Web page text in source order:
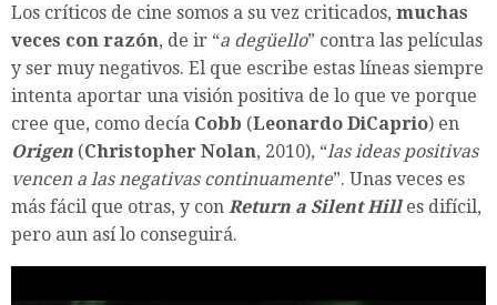
Los críticos de cine somos a su vez criticados, muchas
veces con razón, de ir “a degüello” contra las películas
y ser muy negativos. El que escribe estas líneas siempre
intenta aportar una visión positiva de lo que ve porque
cree que, como decía Cobb (Leonardo DiCaprio) en
Origen (Christopher Nolan, 2010), “las ideas positivas
vencen a las negativas continuamente”. Unas veces es
más fácil que otras, y con Return a Silent Hilles difícil,
pero aun así lo conseguirá.